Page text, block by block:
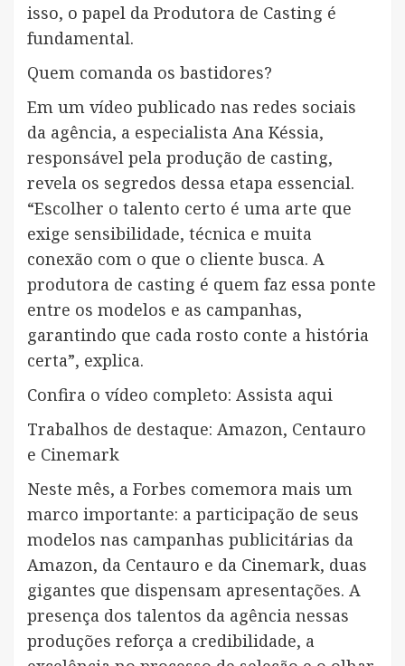
isso, o papel da Produtora de Casting é
fundamental.
Quem comanda os bastidores?
Em um vídeo publicado nas redes sociais
da agência, a especialista Ana Késsia,
responsável pela produção de casting,
revela os segredos dessa etapa essencial.
“Escolher o talento certo é uma arte que
exige sensibilidade, técnica e muita
conexão com o que o cliente busca. A
produtora de casting é quem faz essa ponte
entre os modelos e as campanhas,
garantindo que cada rosto conte a história
certa”, explica.
Confira o vídeo completo: Assista aqui
Trabalhos de destaque: Amazon, Centauro
e Cinemark
Neste mês, a Forbes comemora mais um
marco importante: a participação de seus
modelos nas campanhas publicitárias da
Amazon, da Centauro e da Cinemark, duas
gigantes que dispensam apresentações. A
presença dos talentos da agência nessas
produções reforça a credibilidade, a